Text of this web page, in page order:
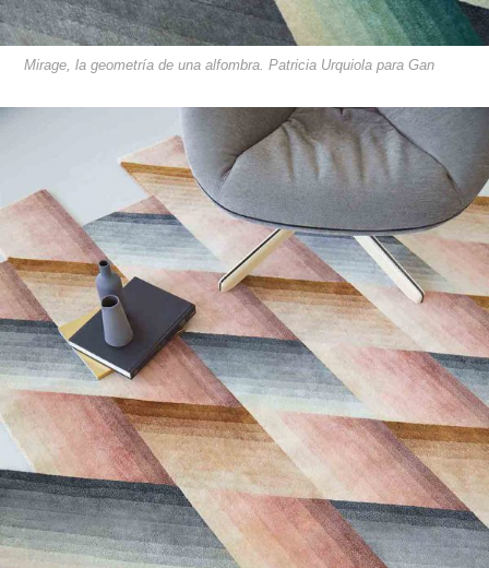
Mirage, la geometría de una alfombra. Patricia Urquiola para Gan